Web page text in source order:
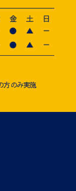
方のみ実施